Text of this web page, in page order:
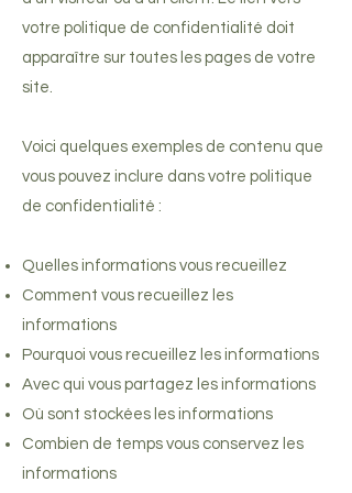
votre politique de confidentialité doit
apparaître sur toutes les pages de votre
site.
Voici quelques exemples de contenu que
vous pouvez inclure dans votre politique
de confidentialité :
Quelles informations vous recueillez
Comment vous recueillez les
informations
Pourquoi vous recueillez les informations
Avec qui vous partagez les informations
Où sont stockées les informations
Combien de temps vous conservez les
informations